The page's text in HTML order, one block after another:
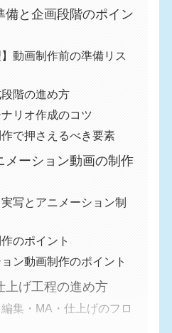
備と企画段階のポイン
】動画制作前の準備リス
階の進め方
リオ作成のコツ
で押さえるべき要素
メーション動画の制作
実写とアニメーション制
のポイント
ン動画制作のポイント
上げ工程の進め方
編集・MA・仕上げのフロ